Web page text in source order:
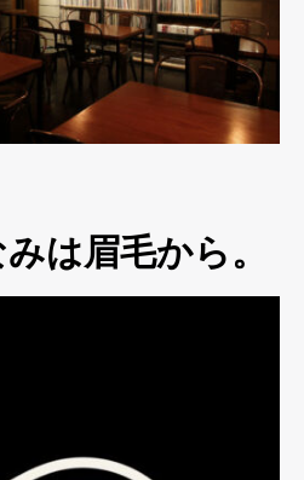
は眉毛から。